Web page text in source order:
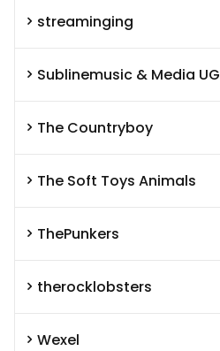
streaminging
Sublinemusic & Media UG
The Countryboy
The Soft Toys Animals
ThePunkers
therocklobsters
Wexel